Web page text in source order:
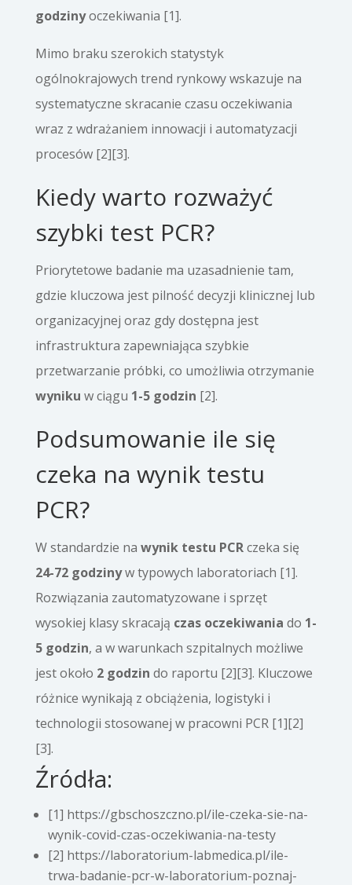
godzinyoczekiwania [1].
Mimo braku szerokich statystyk
ogólnokrajowych trend rynkowy wskazuje na
systematyczne skracanie czasu oczekiwania
wraz z wdrażaniem innowacji i automatyzacji
procesów [2][3].
Kiedy warto rozważyć
szybki test PCR?
Priorytetowe badanie ma uzasadnienie tam,
gdzie kluczowa jest pilność decyzji klinicznej lub
organizacyjnej oraz gdy dostępna jest
infrastruktura zapewniająca szybkie
przetwarzanie próbki, co umożliwia otrzymanie
wyniku w ciągu 1-5 godzin [2].
Podsumowanie ile się
czeka na wynik testu
PCR?
W standardzie na wynik testu PCRczeka się
24-72 godzinyw typowych laboratoriach [1].
Rozwiązania zautomatyzowane i sprzęt
wysokiej klasy skracają czas oczekiwania do 1-
5 godzin, a w warunkach szpitalnych możliwe
jest około 2 godzin do raportu [2][3]. Kluczowe
różnice wynikają z obciążenia, logistyki i
technologii stosowanej w pracowni PCR [1][2]
[3].
Źródła:
[1] https://gbschoszczno.pl/ile-czeka-sie-na-
wynik-covid-czas-oczekiwania-na-testy
[2] https://laboratorium-labmedica.pl/ile-
trwa-badanie-pcr-w-laboratorium-poznaj-